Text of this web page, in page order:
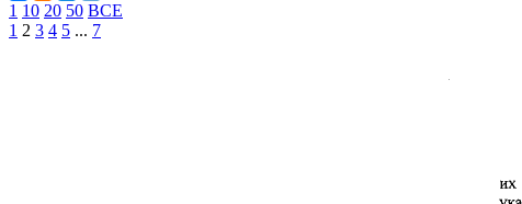
1 10 20 50 ВСЕ
1 2 3 4 5 ... 7